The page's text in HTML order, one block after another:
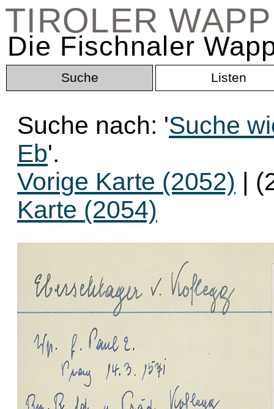
TIROLER
Die Fischnaler
Suche Listen
Suche nach: 'Suche
Eb'.
Vorige Karte (2052) |
Karte (2054)